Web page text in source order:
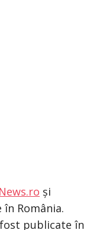
și
România.
publicate în